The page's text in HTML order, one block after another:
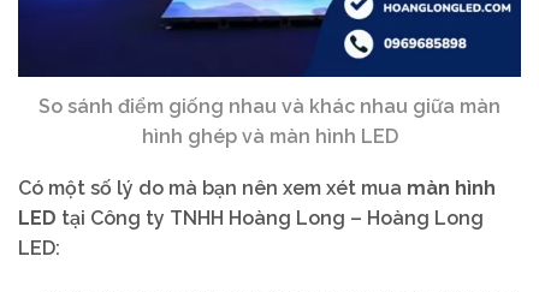
So sánh điểm giống nhau và khác nhau giữa màn
hình ghép và màn hình LED
Có một số lý do mà bạn nên xem xét mua màn hình
LED tại Công ty TNHH Hoàng Long – Hoàng Long
LED: